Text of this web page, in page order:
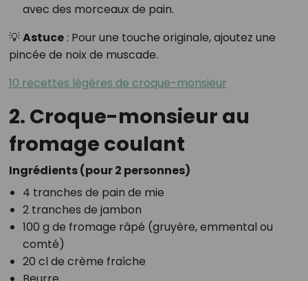
avec des morceaux de pain.
💡Astuce: Pour une touche originale, ajoutez une
pincée de noix de muscade.
10 recettes légères de croque-monsieur
2. Croque-monsieur au
fromage coulant
Ingrédients (pour 2 personnes)
4 tranches de pain de mie
2 tranches de jambon
100 g de fromage râpé (gruyère, emmental ou
comté)
20 cl de crème fraîche